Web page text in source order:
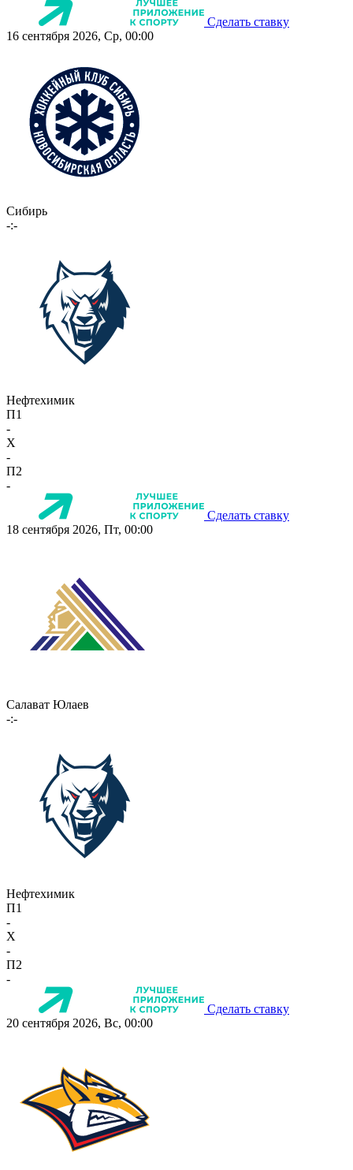
Сделать ставку
16 сентября 2026, Ср, 00:00
Сибирь
-:-
Нефтехимик
П1
-
X
-
П2
-
Сделать ставку
18 сентября 2026, Пт, 00:00
Салават Юлаев
-:-
Нефтехимик
П1
-
X
-
П2
-
Сделать ставку
20 сентября 2026, Вс, 00:00